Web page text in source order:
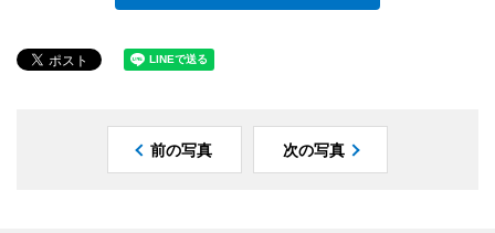
前の写真 次の写真